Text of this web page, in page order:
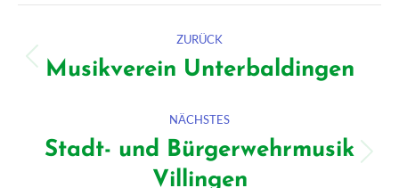
Kommentarnavigation
ZURÜCK
Vorheriger
Musikverein Unterbaldingen
NÄCHSTES
Nächster
Stadt- und Bürgerwehrmusik
Villingen